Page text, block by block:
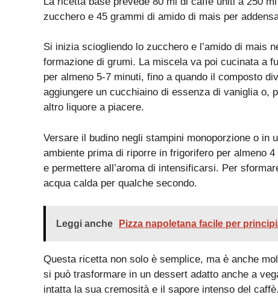
zucchero e 45 grammi di amido di mais per
Si inizia sciogliendo lo zucchero e l’amido di mais
formazione di grumi. La miscela va poi cucinata a
per almeno 5-7 minuti, fino a quando il composto
aggiungere un cucchiaino di essenza di vaniglia o,
altro liquore a piacere.
Versare il budino negli stampini monoporzione o in
ambiente prima di riporre in frigorifero per almeno
e permettere all’aroma di intensificarsi. Per
acqua calda per qualche secondo.
Leggi anche Pizza napoletana facile per
Questa ricetta non solo è semplice, ma è anche
si può trasformare in un dessert adatto anche a
intatta la sua cremosità e il sapore intenso del caffè.